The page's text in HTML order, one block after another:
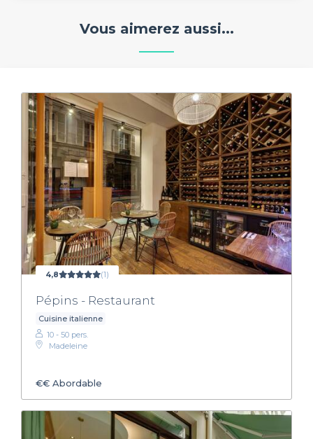
Vous aimerez aussi...
4,8 (1)
Pépins - Restaurant
Cuisine italienne
10 - 50 pers.
Madeleine
€€ Abordable